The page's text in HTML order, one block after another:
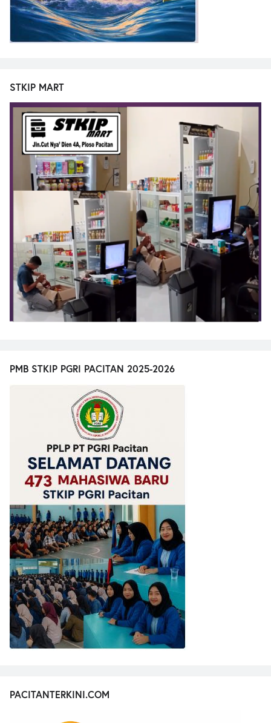
STKIP MART
PMB STKIP PGRI PACITAN 2025-2026
PACITANTERKINI.COM